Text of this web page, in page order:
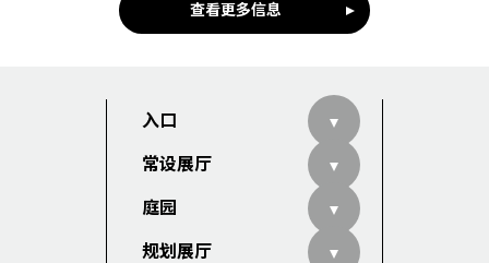
查看更多信息
入口
常设展厅
庭园
规划展厅